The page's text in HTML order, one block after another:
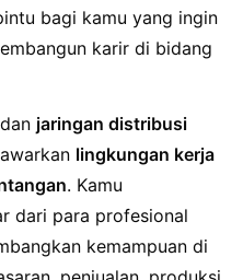
bagi kamu yang ingin
karir di bidang
dan jaringan distribusi
lingkungan kerja
. Kamu
dari para profesional
kemampuan di